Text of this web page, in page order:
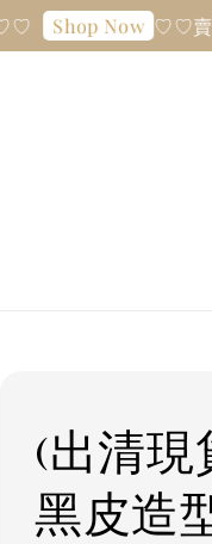
Shop Now ♡♡賣場商
(出清
黑皮造